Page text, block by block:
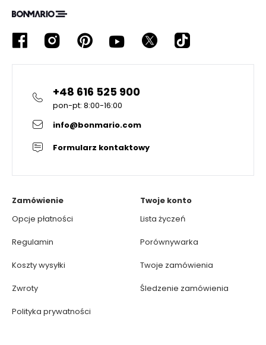
+48 616 525 900
pon-pt: 8:00-16:00
info@bonmario.com
Formularz kontaktowy
Zamówienie
Opcje płatności
Regulamin
Koszty wysyłki
Zwroty
Polityka prywatności
Twoje konto
Lista życzeń
Porównywarka
Twoje zamówienia
Śledzenie zamówienia